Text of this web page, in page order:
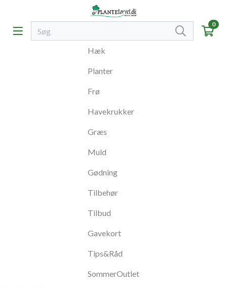
0
Hæk
Planter
Frø
Havekrukker
Græs
Muld
Gødning
Tilbehør
Tilbud
Gavekort
Tips&Råd
SommerOutlet